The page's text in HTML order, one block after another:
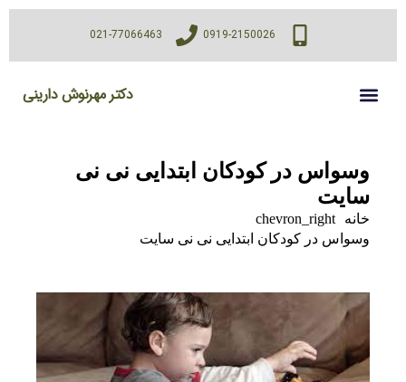
0919-2150026
021-77066463
دکتر مهرنوش دارینی
وسواس در کودکان ابتدایی نی نی
سایت
chevron_right
وسواس در کودکان ابتدایی نی نی سایت